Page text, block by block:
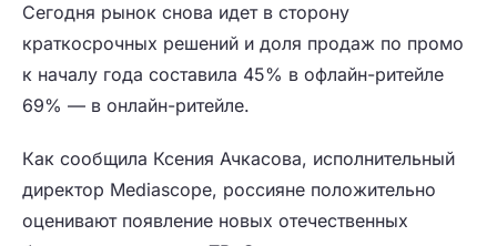
Сегодня рынок снова идет в сторону
краткосрочных решений и доля продаж по промо
к началу года составила 45% в офлайн-ритейле
69% — в онлайн-ритейле.
Как сообщила Ксения Ачкасова, исполнительный
директор Mediascope, россияне положительно
оценивают появление новых отечественных